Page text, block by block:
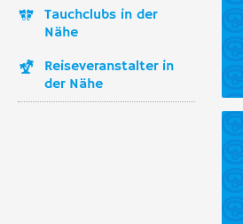
Tauchclubs in der
Nähe
Reiseveranstalter in
der Nähe